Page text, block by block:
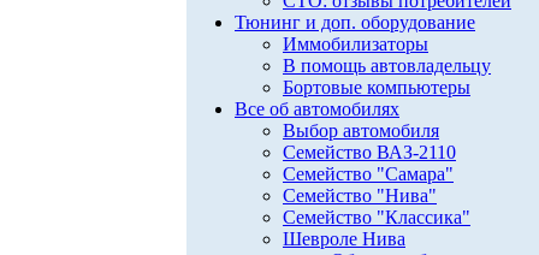
Тюнинг и доп. оборудование
Иммобилизаторы
В помощь автовладельцу
Бортовые компьютеры
Все об автомобилях
Выбор автомобиля
Семейство ВАЗ-2110
Семейство "Самара"
Семейство "Нива"
Семейство "Классика"
Шевроле Нива